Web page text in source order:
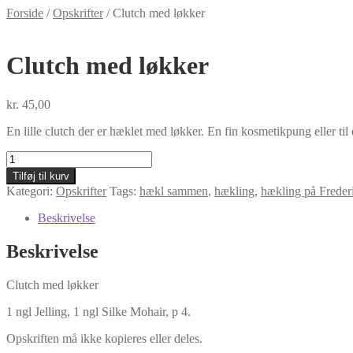
Forside /Opskrifter/Clutch med løkker
Clutch med løkker
kr. 45,00
En lille clutch der er hæklet med løkker. En fin kosmetikpung eller til
Clutch
med
løkker
antal
Tilføj til kurv
Kategori: Opskrifter Tags: hækl sammen, hækling, hækling på
Beskrivelse
Beskrivelse
Clutch med løkker
1 ngl Jelling, 1 ngl Silke Mohair, p 4.
Opskriften må ikke kopieres eller deles.